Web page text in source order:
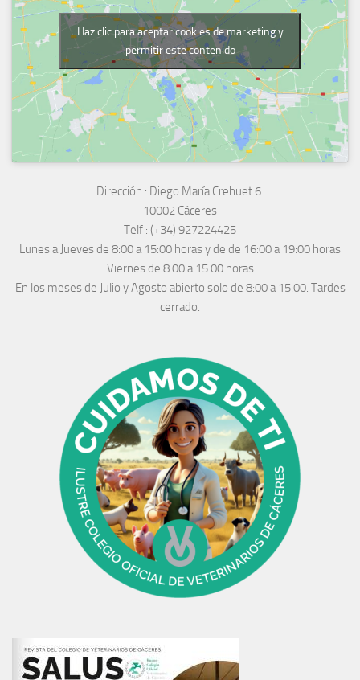
Haz clic para aceptar cookies de marketing y
permitir este contenido
Dirección : Diego María Crehuet 6.
10002 Cáceres
Telf : (+34) 927224425
Lunes a Jueves de 8:00 a 15:00 horas y de de 16:00 a 19:00 horas
Viernes de 8:00 a 15:00 horas
En los meses de Julio y Agosto abierto solo de 8:00 a 15:00. Tardes
cerrado.